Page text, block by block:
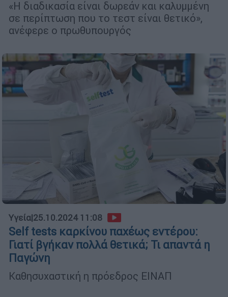
«Η διαδικασία είναι δωρεάν και καλυμμένη
σε περίπτωση που το τεστ είναι θετικό»,
ανέφερε ο πρωθυπουργός
Υγεία|25.10.2024 11:08
Self tests καρκίνου παχέως εντέρου:
Γιατί βγήκαν πολλά θετικά; Τι απαντά η
Παγώνη
Καθησυχαστική η πρόεδρος ΕΙΝΑΠ